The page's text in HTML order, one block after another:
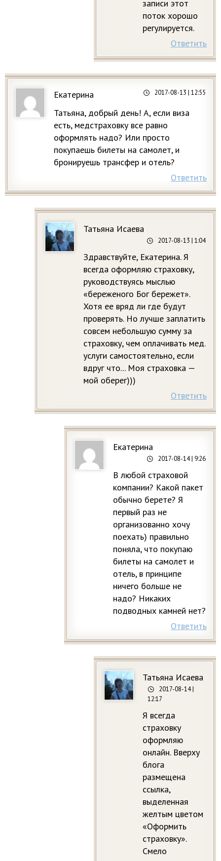
записи этот
поток хорошо
регулируется.
Ответить
Екатерина 2017-08-13 | 12:55
Татьяна, добрый день! А, если виза
есть, медстраховку все равно
оформлять надо? Или просто
покупаешь билеты на самолет, и
бронируешь трансфер и отель?
Ответить
Татьяна Исаева
2017-08-13 | 1:04
Здравствуйте, Екатерина. Я
всегда оформляю страховку,
руководствуясь мыслью
«береженого Бог бережет».
Хотя ее вряд ли где будут
проверять. Но лучше заплатить
совсем небольшую сумму за
страховку, чем оплачивать мед.
услуги самостоятельно, если
вдруг что... Моя страховка —
мой оберег)))
Ответить
Екатерина
2017-08-14| 9:26
В любой страховой
компании? Какой пакет
обычно берете? Я
первый раз не
организованно хочу
поехать) правильно
поняла, что покупаю
билеты на самолет и
отель, в принципе
ничего больше не
надо? Никаких
подводных камней нет?
Ответить
Татьяна Исаева
2017-08-14|
12:17
Я всегда
страховку
оформляю
онлайн. Вверху
блога
размещена
ссылка,
выделенная
желтым цветом
«Оформить
страховку».
Смело